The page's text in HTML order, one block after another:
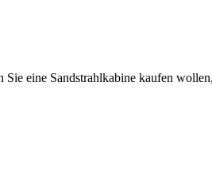
eine Sandstrahlkabine kaufen